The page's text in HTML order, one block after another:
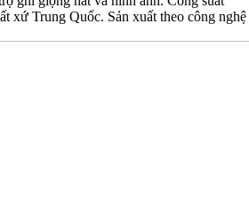
xứ Trung Quốc. Sản xuất theo công nghệ